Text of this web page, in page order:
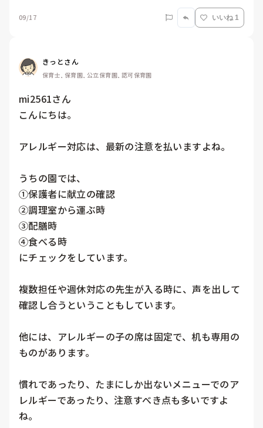
09/17 いいね 1
きっとさん
保育士, 保育園, 公立保育園, 認可保育園
mi2561さん
こんにちは。
アレルギー対応は、最新の注意を払いますよね。
うちの園では、
①保護者に献立の確認
②調理室から運ぶ時
③配膳時
④食べる時
にチェックをしています。
複数担任や週休対応の先生が入る時に、声を出して
確認し合うということもしています。
他には、アレルギーの子の席は固定で、机も専用の
ものがあります。
慣れであったり、たまにしか出ないメニューでのア
レルギーであったり、注意すべき点も多いですよ
ね。